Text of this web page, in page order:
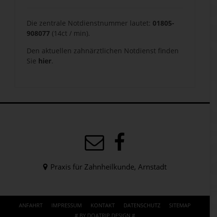
Die zentrale Notdienstnummer lautet: 01805-
908077 (14ct / min).
Den aktuellen zahnärztlichen Notdienst finden
Sie hier.
Praxis für Zahnheilkunde, Arnstadt
ANFAHRT IMPRESSUM KONTAKT DATENSCHUTZ
SITEMAP
# BY DOATRIP.DESIGN #